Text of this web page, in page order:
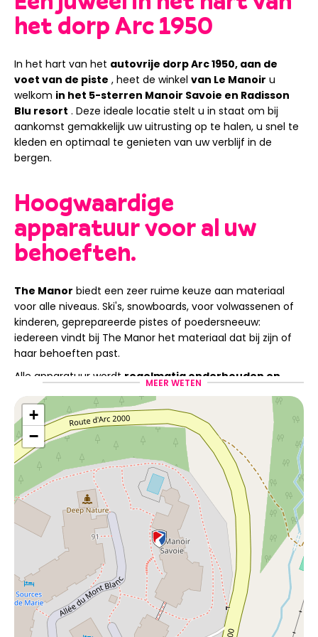
het dorp Arc 1950
In het hart van het autovrije dorp Arc 1950, aan de
voet van de piste , heet de winkel van Le Manoir u
welkom in het 5-sterren Manoir Savoie en Radisson
Blu resort . Deze ideale locatie stelt u in staat om bij
aankomst gemakkelijk uw uitrusting op te halen, u snel te
kleden en optimaal te genieten van uw verblijf in de
bergen.
Hoogwaardige
apparatuur voor al uw
behoeften.
The Manor biedt een zeer ruime keuze aan materiaal
voor alle niveaus. Ski's, snowboards, voor volwassenen of
kinderen, geprepareerde pistes of poedersneeuw:
iedereen vindt bij The Manor het materiaal dat bij zijn of
haar behoeften past.
Alle apparatuur wordt regelmatig onderhouden en
uw comfort en veiligheid tijdens uw dagen op de piste te
garanderen.
Een team dat klaarstaat
om te luisteren en
praktische diensten te
leveren.
Ons team van bergsportprofessionals verwelkomt u in
een gezellige en intieme sfeer. Zij adviseren u graag bij
het kiezen van materiaal dat past bij uw niveau en
voorkeuren. Ons doel is om u een prettige, snelle en
MEER WETEN
+
−